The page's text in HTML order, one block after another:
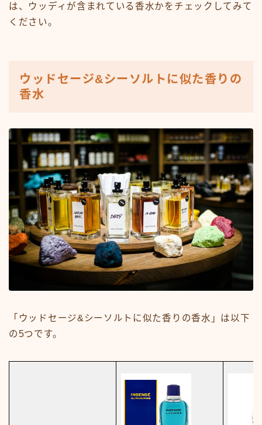
は、ウッディが含まれている香水かをチェックしてみて
ください。
ウッドセージ&シーソルトに似た香りの
香水
「ウッドセージ&シーソルトに似た香りの香水」は以下
の5つです。